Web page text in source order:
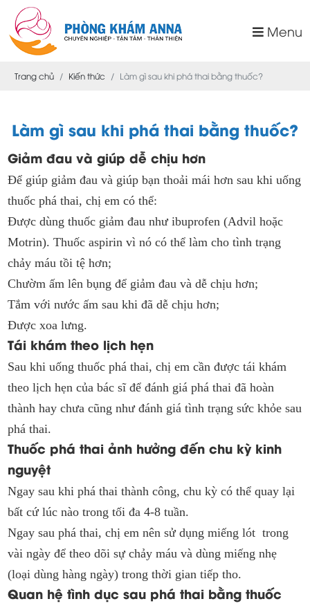
Menu
Trang chủ Kiến thức Làm gì sau khi phá thai bằng thuốc?
Làm gì sau khi phá thai bằng thuốc?
Giảm đau và giúp dễ chịu hơn
Để giúp giảm đau và giúp bạn thoải mái hơn sau khi uống
thuốc phá thai, chị em có thể:
Được dùng thuốc giảm đau như ibuprofen (Advil hoặc
Motrin). Thuốc aspirin vì nó có thể làm cho tình trạng
chảy máu tồi tệ hơn;
Chườm ấm lên bụng để giảm đau và dễ chịu hơn;
Tắm với nước ấm sau khi đã dễ chịu hơn;
Được xoa lưng.
Tái khám theo lịch hẹn
Sau khi uống thuốc phá thai, chị em cần được tái khám
theo lịch hẹn của bác sĩ để đánh giá phá thai đã hoàn
thành hay chưa cũng như đánh giá tình trạng sức khỏe sau
phá thai.
Thuốc phá thai ảnh hưởng đến chu kỳ kinh
nguyệt
Ngay sau khi phá thai thành công, chu kỳ có thể quay lại
bất cứ lúc nào trong tối đa 4-8 tuần.
Ngay sau phá thai, chị em nên sử dụng miếng lót trong
vài ngày để theo dõi sự chảy máu và dùng miếng nhẹ
(loại dùng hàng ngày) trong thời gian tiếp tho.
Quan hệ tình dục sau phá thai bằng thuốc